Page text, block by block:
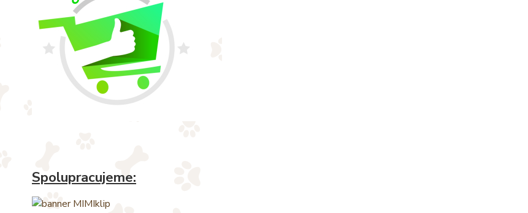
Spolupracujeme: